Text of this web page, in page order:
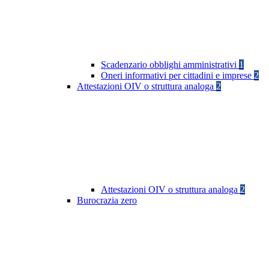
Scadenzario obblighi amministrativi 1
Oneri informativi per cittadini e imprese 2
Attestazioni OIV o struttura analoga 2
Attestazioni OIV o struttura analoga 2
Burocrazia zero